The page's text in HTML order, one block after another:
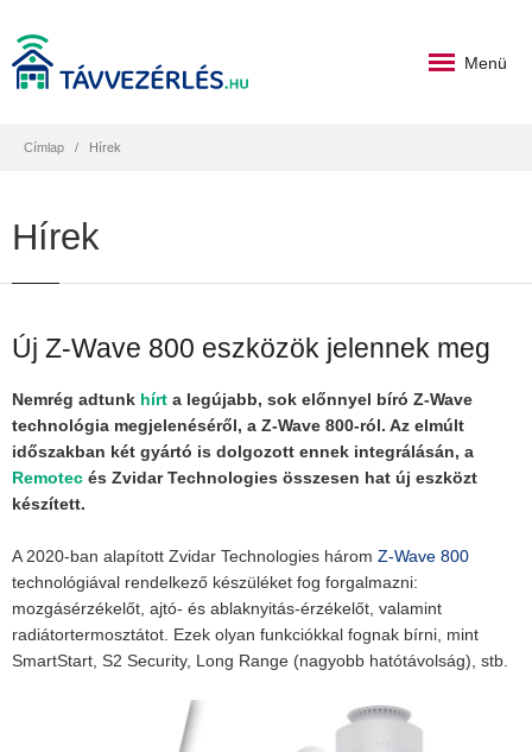
Menü
Címlap Hírek
Hírek
Új Z-Wave 800 eszközök jelennek meg
Nemrég adtunk hírt a legújabb, sok előnnyel bíró Z-Wave
technológia megjelenéséről, a Z-Wave 800-ról. Az elmúlt
időszakban két gyártó is dolgozott ennek integrálásán, a
Remotec és Zvidar Technologies összesen hat új eszközt
készített.
A 2020-ban alapított Zvidar Technologies három Z-Wave 800
technológiával rendelkező készüléket fog forgalmazni:
mozgásérzékelőt, ajtó- és ablaknyitás-érzékelőt, valamint
radiátortermosztátot. Ezek olyan funkciókkal fognak bírni, mint
SmartStart, S2 Security, Long Range (nagyobb hatótávolság), stb.